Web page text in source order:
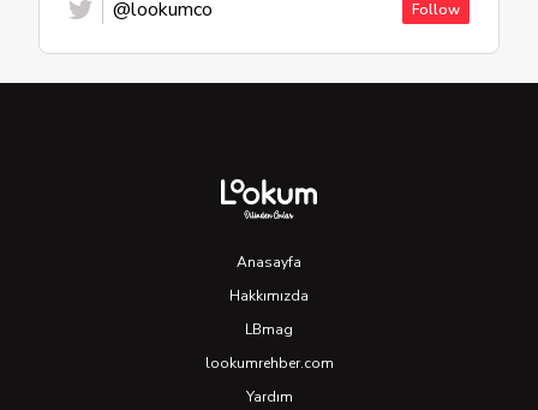
@lookumco Follow
Anasayfa
Hakkımızda
LBmag
lookumrehber.com
Yardım